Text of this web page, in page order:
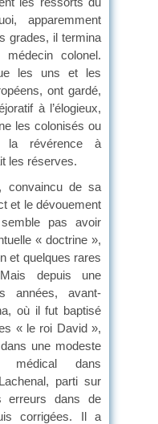
apparemment
grades, il termina
colonel.
les uns et les
ont gardé,
à l’élogieux,
les colonisés ou
la révérence à
les réserves.
convaincu de sa
et le dévouement
pas avoir
« doctrine »,
et quelques rares
depuis une
années, avant-
où il fut baptisé
« le roi David »,
une modeste
médical dans
parti sur
erreurs dans de
corrigées. Il a